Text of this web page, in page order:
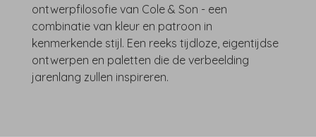
ontwerpfilosofie van Cole & Son - een
combinatie van kleur en patroon in
kenmerkende stijl. Een reeks tijdloze, eigentijdse
ontwerpen en paletten die de verbeelding
jarenlang zullen inspireren.